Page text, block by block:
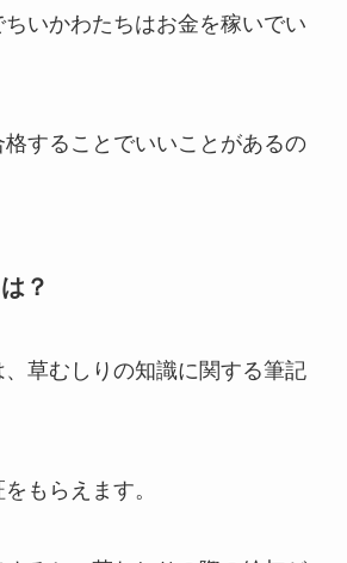
いかわたちはお金を稼いでい
することでいいことがあるの
？
草むしりの知識に関する筆記
もらえます。